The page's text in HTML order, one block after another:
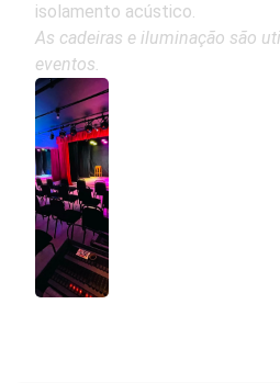
isolamento acústico.
As cadeiras e iluminação são
eventos.